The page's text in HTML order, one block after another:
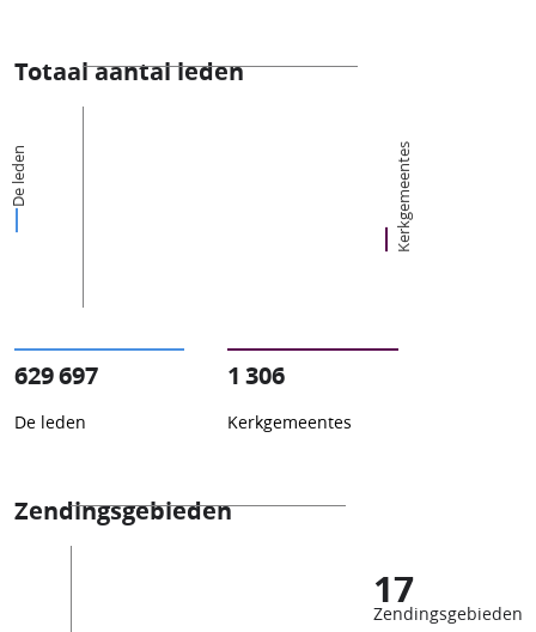
Totaal aantal leden
De leden Kerkgemeentes
629 697
De leden
1 306
Kerkgemeentes
Zendingsgebieden
17
Zendingsgebieden